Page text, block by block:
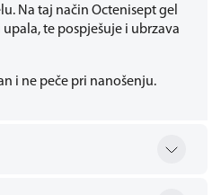
Na taj način Octenisept gel
te pospješuje i ubrzava
i ne peče pri nanošenju.